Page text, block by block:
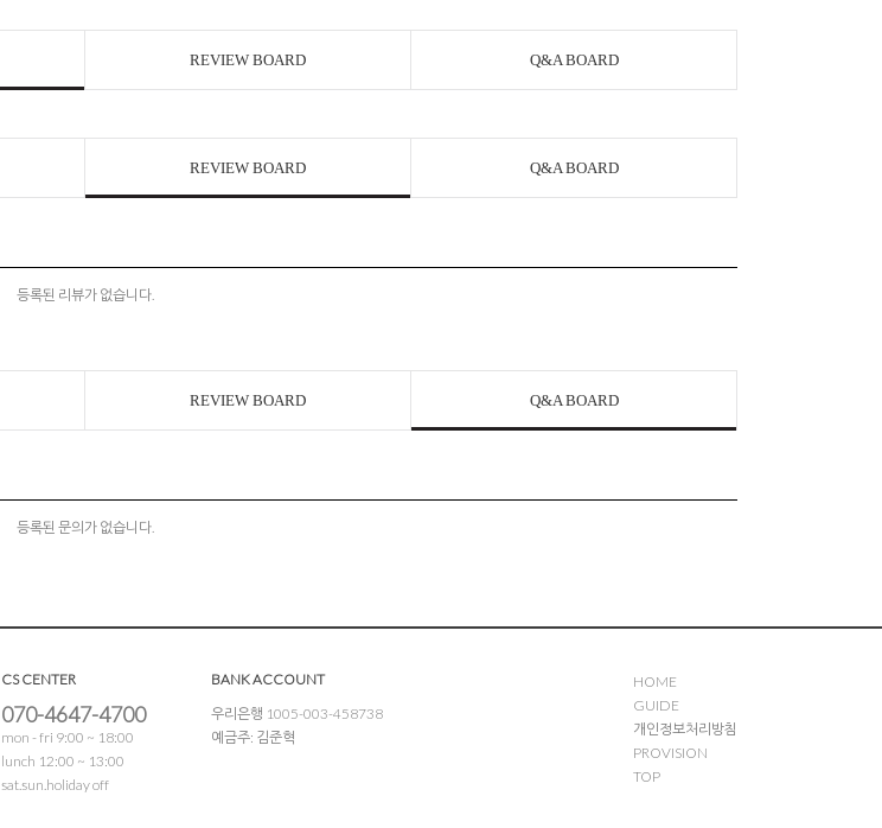
REVIEW BOARD Q&A BOARD
REVIEW BOARD Q&A BOARD
등록된 리뷰가 없습니다.
REVIEW BOARD Q&A BOARD
등록된 문의가 없습니다.
CS CENTER
070-4647-4700
mon - fri 9:00 ~ 18:00
lunch 12:00 ~ 13:00
sat.sun.holiday off
BANK ACCOUNT
우리은행 1005-003-458738
예금주: 김준혁
HOME
GUIDE
개인정보처리방침
PROVISION
TOP